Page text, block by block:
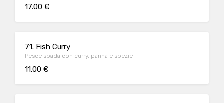
17.00 €
71. Fish Curry
Pesce spada con curry, panna e spezie
11.00 €